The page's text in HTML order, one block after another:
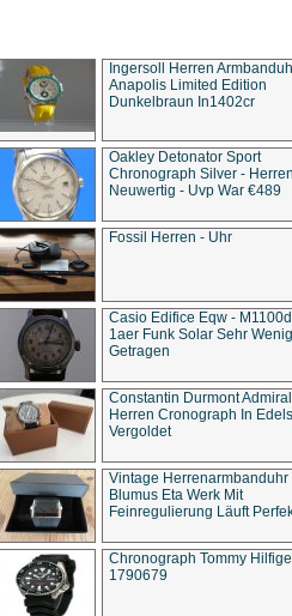
Ingersoll Herren
Anapolis Limited Edition
Dunkelbraun In1402cr
Oakley Detonator Sport
Chronograph Silver -
Neuwertig - Uvp War €489
Fossil Herren - Uhr
Casio Edifice Eqw -
1aer Funk Solar Sehr Wenig
Getragen
Constantin Durmont Admiral
Herren Cronograph In
Vergoldet
Vintage Herrenarmbanduhr
Blumus Eta Werk Mit
Feinregulierung Läuft
Chronograph Tommy
1790679